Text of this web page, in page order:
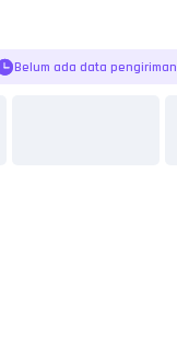
Belum ada data pengiriman